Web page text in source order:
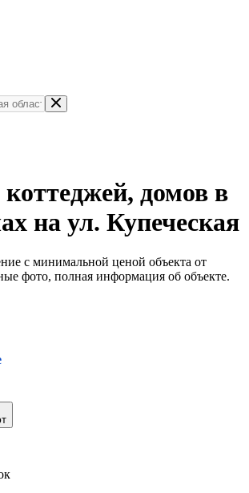
домов в
на ул. Купеческая
с минимальной ценой объекта от
фото, полная информация об объекте.